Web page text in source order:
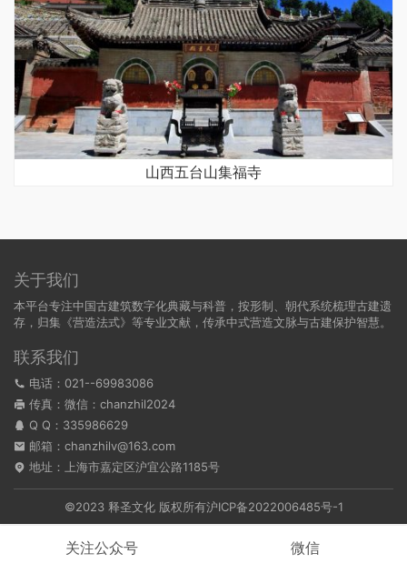
山西五台山集福寺
关于我们
本平台专注中国古建筑数字化典藏与科普，按形制、朝代系统梳理古建遗
存，归集《营造法式》等专业文献，传承中式营造文脉与古建保护智慧。
联系我们
电话：021--69983086
传真：微信：chanzhil2024
Q Q： 335986629
邮箱：chanzhilv@163.com
地址：上海市嘉定区沪宜公路1185号
©2023 释圣文化 版权所有沪ICP备2022006485号-1
关注公众号 微信